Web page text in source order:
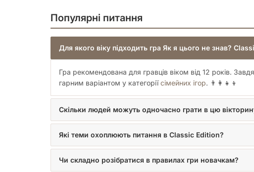
Популярні питання
Для якого віку підходить гра Як я цього не знав?
Гра рекомендована для гравців віком від 12 років.
гарним варіантом у категоріїсімейних ігор. 👨‍👩‍👧‍👦
Скільки людей можуть одночасно грати в цю
Які теми охоплюють питання в Classic Edition?
Чи складно розібратися в правилах гри новачкам?